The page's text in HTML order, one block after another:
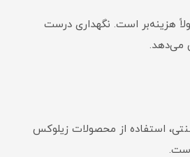
هزینه‌بر است. نگهداری درست
می‌دهد.
استفاده از محصولات زیلوکس